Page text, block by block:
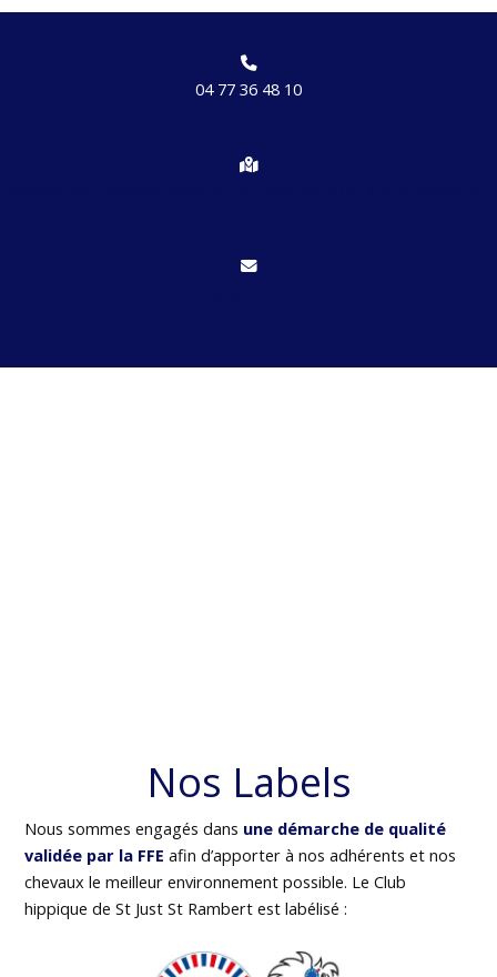
04 77 36 48 10
Nos Labels
Nous sommes engagés dans une démarche de qualité
validée par la FFE afin d’apporter à nos adhérents et nos
chevaux le meilleur environnement possible. Le Club
hippique de St Just St Rambert est labélisé :